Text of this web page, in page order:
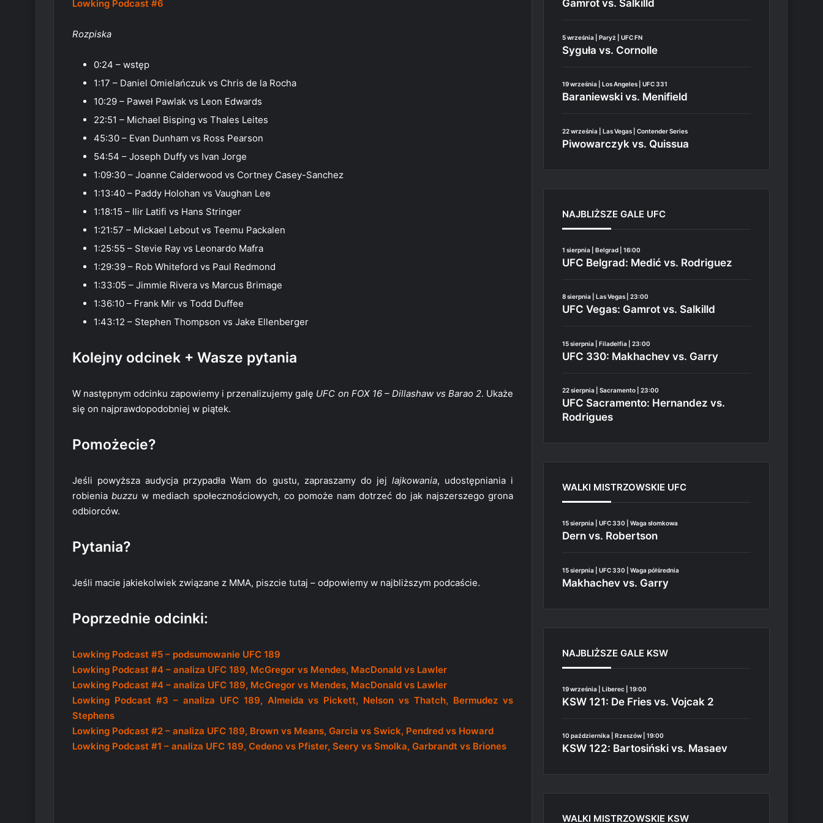
Lowking Podcast #6
Rozpiska
0:24 – wstęp
1:17 – Daniel Omielańczuk vs Chris de la Rocha
10:29 – Paweł Pawlak vs Leon Edwards
22:51 – Michael Bisping vs Thales Leites
45:30 – Evan Dunham vs Ross Pearson
54:54 – Joseph Duffy vs Ivan Jorge
1:09:30 – Joanne Calderwood vs Cortney Casey-Sanchez
1:13:40 – Paddy Holohan vs Vaughan Lee
1:18:15 – Ilir Latifi vs Hans Stringer
1:21:57 – Mickael Lebout vs Teemu Packalen
1:25:55 – Stevie Ray vs Leonardo Mafra
1:29:39 – Rob Whiteford vs Paul Redmond
1:33:05 – Jimmie Rivera vs Marcus Brimage
1:36:10 – Frank Mir vs Todd Duffee
1:43:12 – Stephen Thompson vs Jake Ellenberger
Kolejny odcinek + Wasze pytania
W następnym odcinku zapowiemy i przenalizujemy galę UFC on FOX 16 – Dillashaw vs Barao 2. Ukaże
się on najprawdopodobniej w piątek.
Pomożecie?
Jeśli powyższa audycja przypadła Wam do gustu, zapraszamy do jej lajkowania, udostępniania i
robienia buzzu w mediach społecznościowych, co pomoże nam dotrzeć do jak najszerszego grona
odbiorców.
Pytania?
Jeśli macie jakiekolwiek związane z MMA, piszcie tutaj – odpowiemy w najbliższym podcaście.
Poprzednie odcinki:
Lowking Podcast #5 – podsumowanie UFC 189
Lowking Podcast #4 – analiza UFC 189, McGregor vs Mendes, MacDonald vs Lawler
Lowking Podcast #4 – analiza UFC 189, McGregor vs Mendes, MacDonald vs Lawler
Lowking Podcast #3 – analiza UFC 189, Almeida vs Pickett, Nelson vs Thatch, Bermudez vs
Stephens
Lowking Podcast #2 – analiza UFC 189, Brown vs Means, Garcia vs Swick, Pendred vs Howard
Lowking Podcast #1 – analiza UFC 189, Cedeno vs Pfister, Seery vs Smolka, Garbrandt vs Briones
Gamrot vs. Salkilld
5 września | Paryż | UFC FN
Syguła vs. Cornolle
19 września | Los Angeles | UFC 331
Baraniewski vs. Menifield
22 września | Las Vegas | Contender Series
Piwowarczyk vs. Quissua
NAJBLIŻSZE GALE UFC
1 sierpnia | Belgrad | 16:00
UFC Belgrad: Medić vs. Rodriguez
8 sierpnia | Las Vegas | 23:00
UFC Vegas: Gamrot vs. Salkilld
15 sierpnia | Filadelfia | 23:00
UFC 330: Makhachev vs. Garry
22 sierpnia | Sacramento | 23:00
UFC Sacramento: Hernandez vs.
Rodrigues
WALKI MISTRZOWSKIE UFC
15 sierpnia | UFC 330 | Waga słomkowa
Dern vs. Robertson
15 sierpnia | UFC 330 | Waga półśrednia
Makhachev vs. Garry
NAJBLIŻSZE GALE KSW
19 września | Liberec | 19:00
KSW 121: De Fries vs. Vojcak 2
10 października | Rzeszów | 19:00
KSW 122: Bartosiński vs. Masaev
WALKI MISTRZOWSKIE KSW